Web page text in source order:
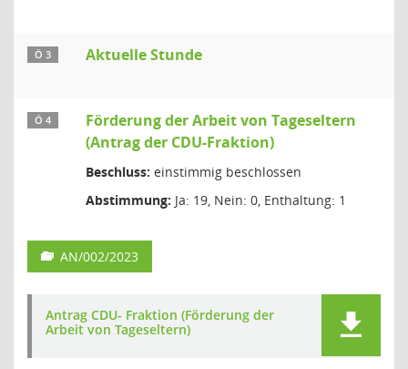
Ö 3 Aktuelle Stunde
Ö 4
Förderung der Arbeit von Tageseltern
(Antrag der CDU-Fraktion)
Beschluss: einstimmig beschlossen
Abstimmung: Ja: 19, Nein: 0, Enthaltung: 1
AN/002/2023
Antrag CDU- Fraktion (Förderung der
Arbeit von Tageseltern)